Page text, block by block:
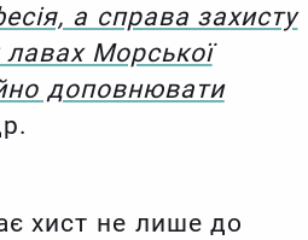
а справа захисту
Морської
доповнювати
хист не лише до